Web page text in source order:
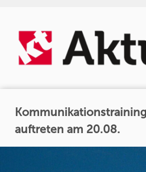
auftreten am 20.08.